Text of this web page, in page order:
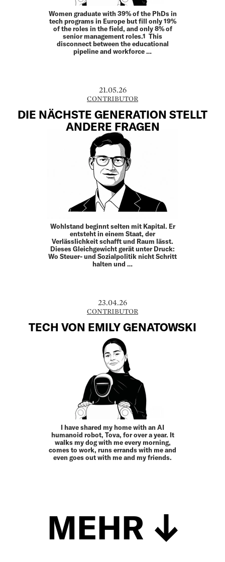
Women graduate with 39% of the PhDs in
tech programs in Europe but fill only 19%
of the roles in the field, and only 8% of
senior management roles.1 This
disconnect between the educational
pipeline and workforce …
21.05.26
CONTRIBUTOR
DIE NÄCHSTE GENERATION STELLT
ANDERE FRAGEN
Wohlstand beginnt selten mit Kapital. Er
entsteht in einem Staat, der
Verlässlichkeit schafft und Raum lässt.
Dieses Gleich­gewicht gerät unter Druck:
Wo Steuer- und Sozial­politik nicht Schritt
halten und …
23.04.26
CONTRIBUTOR
TECH VON EMILY GENATOWSKI
I have shared my home with an AI
humanoid robot, Tova, for over a year. It
walks my dog with me every morning,
comes to work, runs errands with me and
even goes out with me and my friends.
MEHR